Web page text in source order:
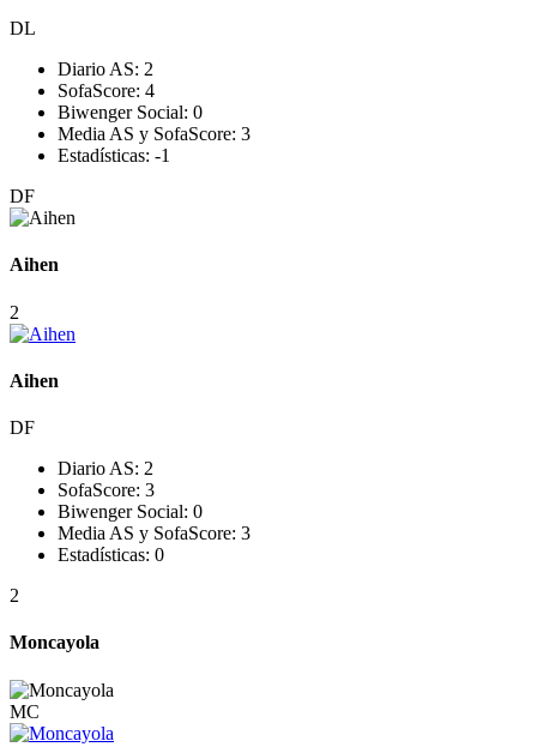
DL
Diario AS: 2
SofaScore: 4
Biwenger Social: 0
Media AS y SofaScore: 3
Estadísticas: -1
DF
Aihen
2
Aihen
DF
Diario AS: 2
SofaScore: 3
Biwenger Social: 0
Media AS y SofaScore: 3
Estadísticas: 0
2
Moncayola
MC